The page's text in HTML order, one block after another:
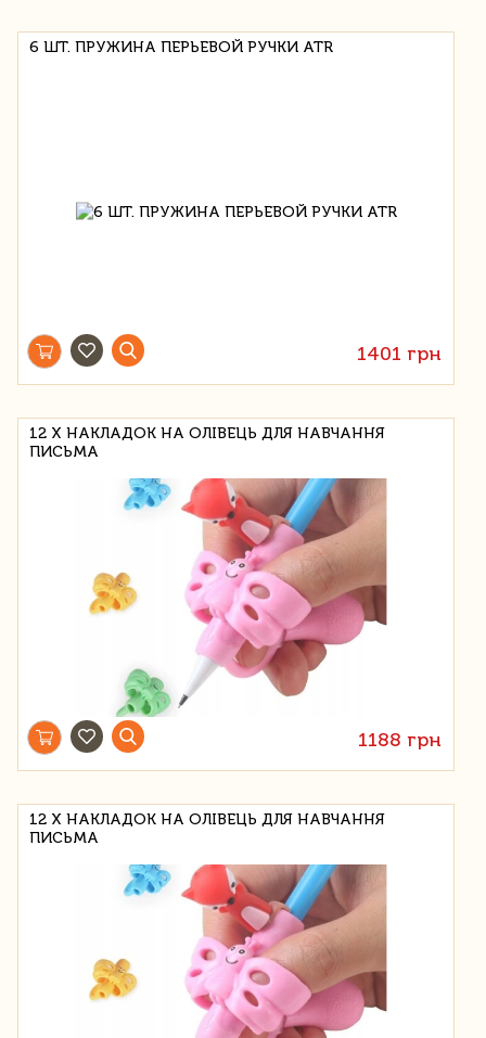
6 ШТ. ПРУЖИНА ПЕРЬЕВОЙ РУЧКИ ATR
1401 грн
12 Х НАКЛАДОК НА ОЛІВЕЦЬ ДЛЯ НАВЧАННЯ
ПИСЬМА
1188 грн
12 Х НАКЛАДОК НА ОЛІВЕЦЬ ДЛЯ НАВЧАННЯ
ПИСЬМА